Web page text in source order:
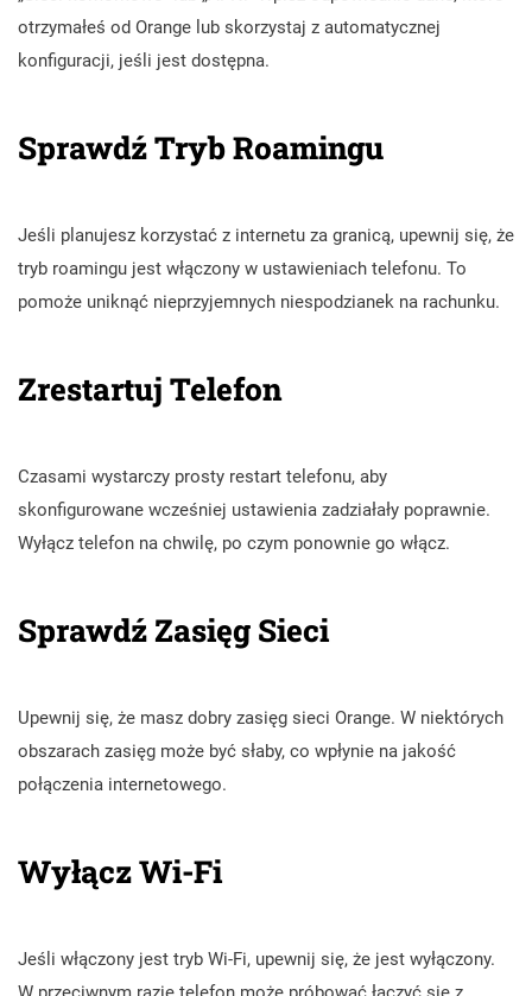
otrzymałeś od Orange lub skorzystaj z automatycznej
konfiguracji, jeśli jest dostępna.
Sprawdź Tryb Roamingu
Jeśli planujesz korzystać z internetu za granicą, upewnij się, że
tryb roamingu jest włączony w ustawieniach telefonu. To
pomoże uniknąć nieprzyjemnych niespodzianek na rachunku.
Zrestartuj Telefon
Czasami wystarczy prosty restart telefonu, aby
skonfigurowane wcześniej ustawienia zadziałały poprawnie.
Wyłącz telefon na chwilę, po czym ponownie go włącz.
Sprawdź Zasięg Sieci
Upewnij się, że masz dobry zasięg sieci Orange. W niektórych
obszarach zasięg może być słaby, co wpłynie na jakość
połączenia internetowego.
Wyłącz Wi-Fi
Jeśli włączony jest tryb Wi-Fi, upewnij się, że jest wyłączony.